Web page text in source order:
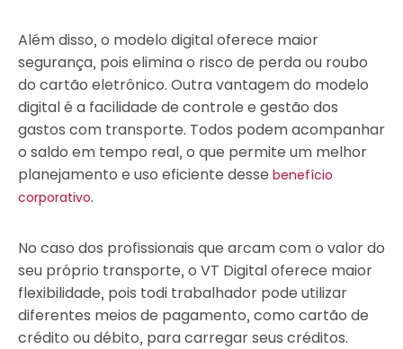
Além disso, o modelo digital oferece maior
segurança, pois elimina o risco de perda ou roubo
do cartão eletrônico. Outra vantagem do modelo
digital é a facilidade de controle e gestão dos
gastos com transporte. Todos podem acompanhar
o saldo em tempo real, o que permite um melhor
planejamento e uso eficiente desse benefício
corporativo.
No caso dos profissionais que arcam com o valor do
seu próprio transporte, o VT Digital oferece maior
flexibilidade, pois todi trabalhador pode utilizar
diferentes meios de pagamento, como cartão de
crédito ou débito, para carregar seus créditos.